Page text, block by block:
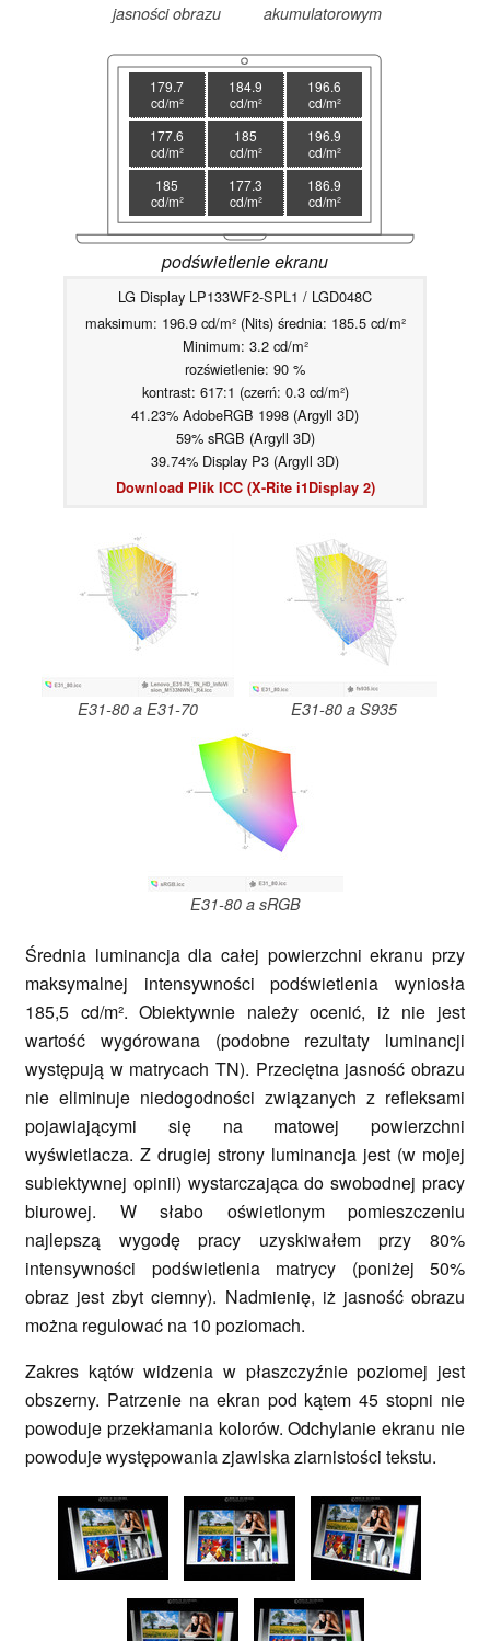
jasności obrazu
akumulatorowym
179.7
cd/m²
184.9
cd/m²
196.6
cd/m²
177.6
cd/m²
185
cd/m²
196.9
cd/m²
185
cd/m²
177.3
cd/m²
186.9
cd/m²
podświetlenie ekranu
LG Display LP133WF2-SPL1 / LGD048C
maksimum: 196.9 cd/m² (Nits) średnia: 185.5 cd/m²
Minimum: 3.2 cd/m²
rozświetlenie: 90 %
kontrast: 617:1 (czerń: 0.3 cd/m²)
41.23% AdobeRGB 1998 (Argyll 3D)
59% sRGB (Argyll 3D)
39.74% Display P3 (Argyll 3D)
Download Plik ICC (X-Rite i1Display 2)
E31-80 a E31-70 E31-80 a S935
E31-80 a sRGB
Średnia luminancja dla całej powierzchni ekranu przy
maksymalnej intensywności podświetlenia wyniosła
185,5 cd/m². Obiektywnie należy ocenić, iż nie jest
wartość wygórowana (podobne rezultaty luminancji
występują w matrycach TN). Przeciętna jasność obrazu
nie eliminuje niedogodności związanych z refleksami
pojawiającymi się na matowej powierzchni
wyświetlacza. Z drugiej strony luminancja jest (w mojej
subiektywnej opinii) wystarczająca do swobodnej pracy
biurowej. W słabo oświetlonym pomieszczeniu
najlepszą wygodę pracy uzyskiwałem przy 80%
intensywności podświetlenia matrycy (poniżej 50%
obraz jest zbyt ciemny). Nadmienię, iż jasność obrazu
można regulować na 10 poziomach.
Zakres kątów widzenia w płaszczyźnie poziomej jest
obszerny. Patrzenie na ekran pod kątem 45 stopni nie
powoduje przekłamania kolorów. Odchylanie ekranu nie
powoduje występowania zjawiska ziarnistości tekstu.